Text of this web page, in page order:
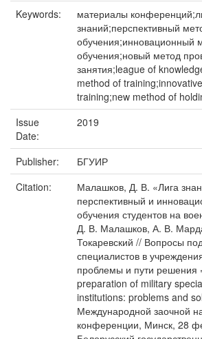
Keywords:
материалы
знаний;перспективный
обучения;инновационный
обучения;новый метод
занятия;league of
method of
training;new method of
Issue
Date:
2019
Publisher:
БГУИР
Citation:
Малашков, Д. В. «Лига
перспективный и
обучения студентов на
Д. В. Малашков, А. В.
Токаревский // Вопросы
специалистов в
проблемы и пути решения
preparation of military
institutions: problems and
Международной заочной
конференции, Минск, 28